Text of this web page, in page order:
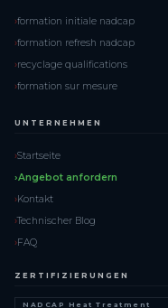
formation initiale nadcap
formation refresh nadcap
recyclage qualifications
formation sur mesure
UNTERNEHMEN
Startseite
Angebot anfordern
Kontakt
Technischer Blog
FAQ
ZERTIFIZIERUNGEN
NADCAP Heat Treatment